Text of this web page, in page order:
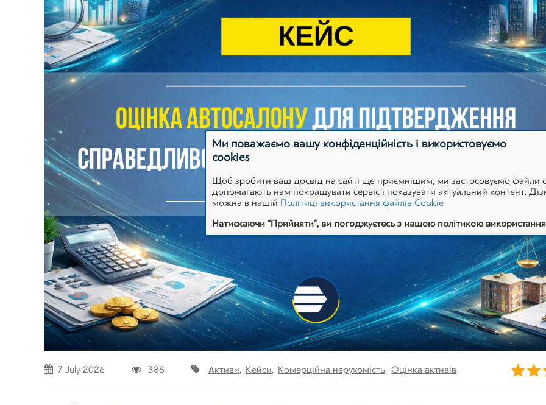
7 July 2026 388 Активи, Кейси, Комерційна нерухомість, Оцінка активів
Ми поважаємо вашу конфіденційність і використовуємо
cookies
Щоб зробити ваш досвід на сайті ще приємнішим, ми застосовуємо файли
допомагають нам покращувати сервіс і показувати актуальний контент.
можна в нашій Політиці використання файлів Cookie
Натискаючи “Прийняти”, ви погоджуєтесь з нашою політикою